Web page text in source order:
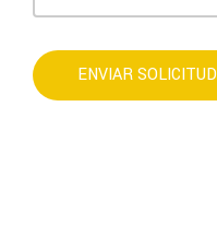
ENVIAR SOLICITUD